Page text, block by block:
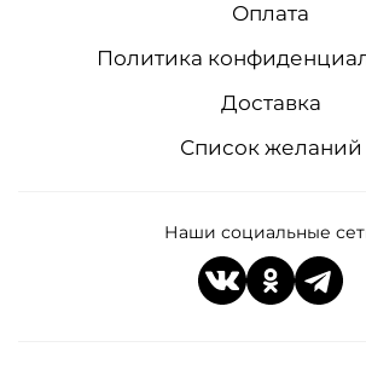
Оплата
Политика
Доставка
Список желаний
Наши социальные